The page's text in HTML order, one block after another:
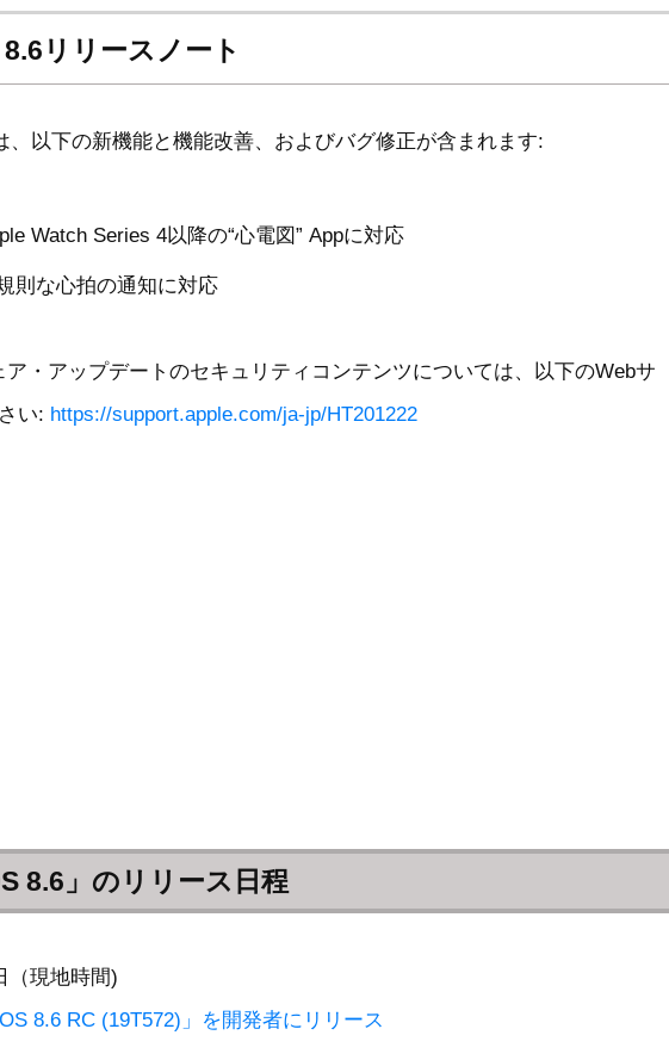
リリースノート
、以下の新機能と機能改善、およびバグ修正が含まれます:
Watch Series 4以降の“心電図” Appに対応
則な心拍の通知に対応
ア・アップデートのセキュリティコンテンツについては、以下のWebサ
い: https://support.apple.com/ja-jp/HT201222
8.6」のリリース日程
（現地時間)
8.6 RC (19T572)」を開発者にリリース